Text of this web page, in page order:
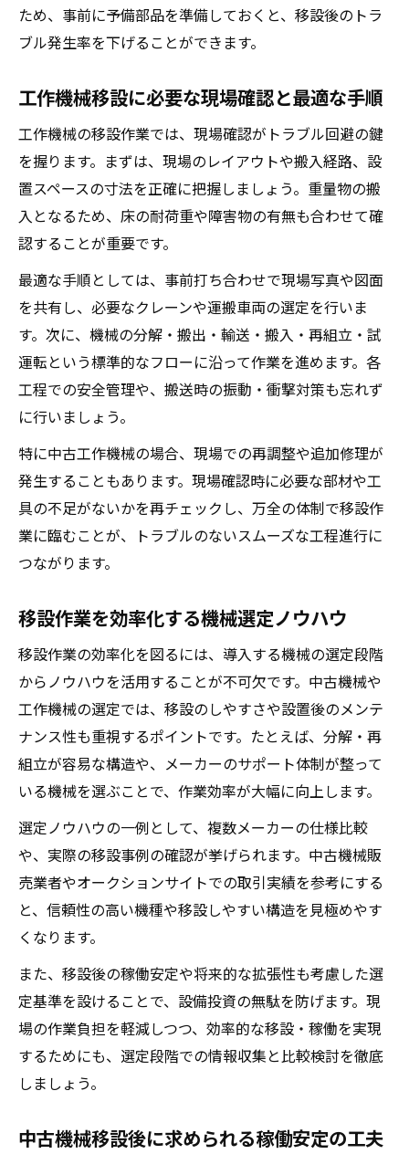
機械業界の市場動向と今後の中古需要分析
最新技術を活かすための機械選定ポイント
人気の高い中古工作機械の特徴とは何か
市場を賢く読み解く機械選びの情報収集法
ため、事前に予備部品を準備しておくと、移設後のトラ
ブル発生率を下げることができます。
工作機械移設に必要な現場確認と最適な手順
工作機械の移設作業では、現場確認がトラブル回避の鍵
を握ります。まずは、現場のレイアウトや搬入経路、設
置スペースの寸法を正確に把握しましょう。重量物の搬
入となるため、床の耐荷重や障害物の有無も合わせて確
認することが重要です。
最適な手順としては、事前打ち合わせで現場写真や図面
を共有し、必要なクレーンや運搬車両の選定を行いま
す。次に、機械の分解・搬出・輸送・搬入・再組立・試
運転という標準的なフローに沿って作業を進めます。各
工程での安全管理や、搬送時の振動・衝撃対策も忘れず
に行いましょう。
特に中古工作機械の場合、現場での再調整や追加修理が
発生することもあります。現場確認時に必要な部材や工
具の不足がないかを再チェックし、万全の体制で移設作
業に臨むことが、トラブルのないスムーズな工程進行に
つながります。
移設作業を効率化する機械選定ノウハウ
移設作業の効率化を図るには、導入する機械の選定段階
からノウハウを活用することが不可欠です。中古機械や
工作機械の選定では、移設のしやすさや設置後のメンテ
ナンス性も重視するポイントです。たとえば、分解・再
組立が容易な構造や、メーカーのサポート体制が整って
いる機械を選ぶことで、作業効率が大幅に向上します。
選定ノウハウの一例として、複数メーカーの仕様比較
や、実際の移設事例の確認が挙げられます。中古機械販
売業者やオークションサイトでの取引実績を参考にする
と、信頼性の高い機種や移設しやすい構造を見極めやす
くなります。
また、移設後の稼働安定や将来的な拡張性も考慮した選
定基準を設けることで、設備投資の無駄を防げます。現
場の作業負担を軽減しつつ、効率的な移設・稼働を実現
するためにも、選定段階での情報収集と比較検討を徹底
しましょう。
中古機械移設後に求められる稼働安定の工夫